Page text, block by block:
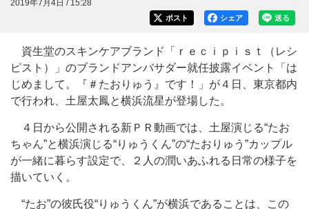
2019年7月4日 / 15:28
送る
シェア
ポスト
資生堂のスキンケアブランド「ｒｅｃｉｐｉｓｔ（レシ
ピスト）」のブランドアンバサダー就任披露イベント「は
じめまして。『＃たおりゅう』です！」が４日、東京都内
で行われ、土屋太鳳と横浜流星が登場した。
４日から公開される新ＰＲ動画では、土屋演じる“たお
ちゃん”と横浜演じる“りゅうくん”の“たおりゅう”カップル
が一緒に暮らす設定で、２人の潤いあふれる日常の様子を
描いていく。
“たお”の彼氏役“りゅうくん”が横浜であることは、この